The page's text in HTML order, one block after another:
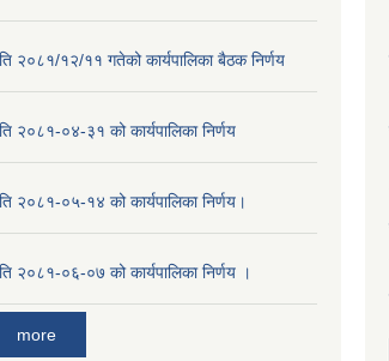
२०८१/१२/११ गतेको कार्यपालिका बैठक निर्णय
२०८१-०४-३१ को कार्यपालिका निर्णय
२०८१-०५-१४ को कार्यपालिका निर्णय।
२०८१-०६-०७ को कार्यपालिका निर्णय ।
more